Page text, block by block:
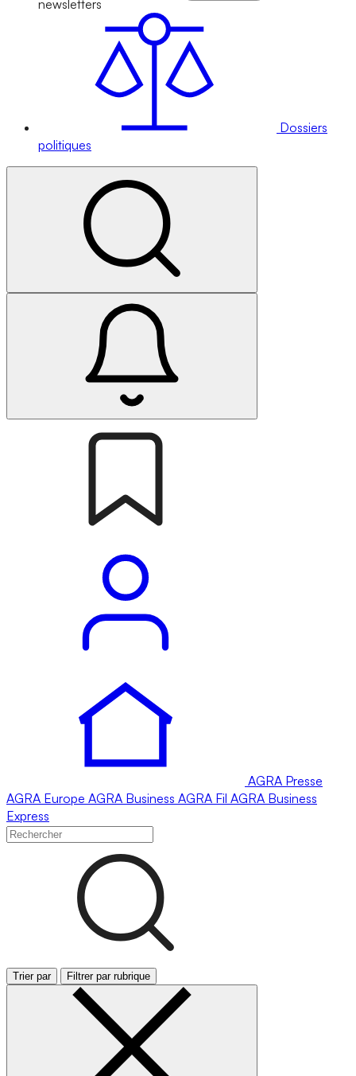
newsletters
Dossiers
politiques
AGRA Presse
AGRA Europe AGRA Business AGRA Fil AGRA Business
Express
Trier par Filtrer par rubrique